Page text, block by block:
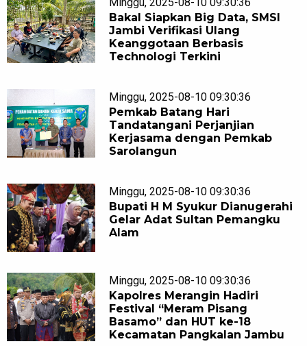
Minggu, 2025-08-10 09:30:36
Bakal Siapkan Big Data, SMSI
Jambi Verifikasi Ulang
Keanggotaan Berbasis
Technologi Terkini
Minggu, 2025-08-10 09:30:36
Pemkab Batang Hari
Tandatangani Perjanjian
Kerjasama dengan Pemkab
Sarolangun
Minggu, 2025-08-10 09:30:36
Bupati H M Syukur Dianugerahi
Gelar Adat Sultan Pemangku
Alam
Minggu, 2025-08-10 09:30:36
Kapolres Merangin Hadiri
Festival “Meram Pisang
Basamo” dan HUT ke-18
Kecamatan Pangkalan Jambu